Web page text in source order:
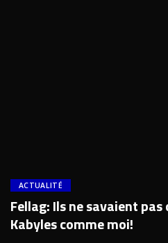
ACTUALITÉ
Fellag: Ils ne savaient pas
Kabyles comme moi!